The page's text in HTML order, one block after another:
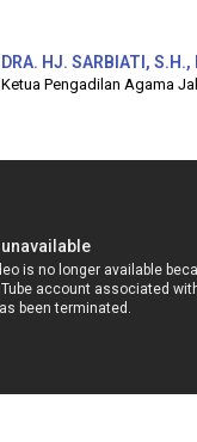
DRA. HJ. SARBIATI, S.H.,
Ketua Pengadilan Agama